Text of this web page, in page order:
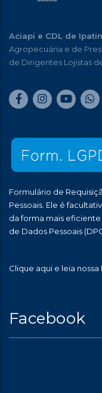
Aciapi e CDL de
Agropecuária e de
de Dirigentes Lojistas
Formulário de
Pessoais. Ele é
da forma mais
de Dados Pessoais
Clique aqui e leia
Facebook